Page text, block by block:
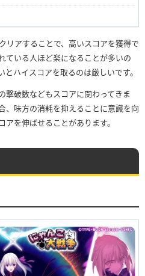
リアすることで、高いスコアを獲得で
ている人ほど楽になることが多いの
ハイスコアを取るのは厳しいです。
撃破数などもスコアに関わってきま
、味方の消耗を抑えることに意識を向
を伸ばせることがあります。